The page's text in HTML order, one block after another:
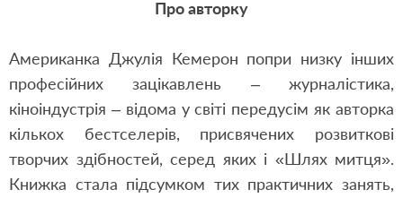
Про авторку
Американка Джулія Кемерон попри низку інших
професійних зацікавлень – журналістика,
кіноіндустрія – відома у світі передусім як авторка
кількох бестселерів, присвячених розвиткові
творчих здібностей, серед яких і «Шлях митця».
Книжка стала підсумком тих практичних занять,